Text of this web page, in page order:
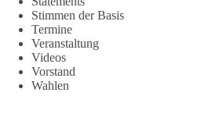
Stimmen der Basis
Termine
Veranstaltung
Videos
Vorstand
Wahlen